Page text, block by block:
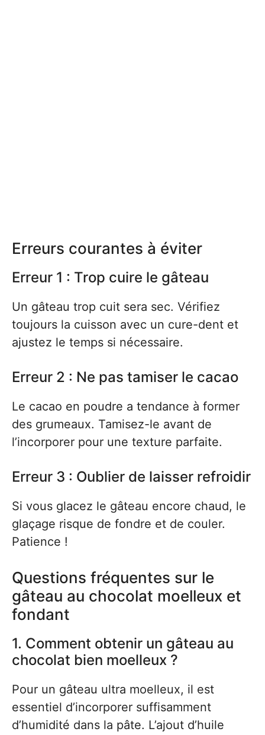
Erreurs courantes à éviter
Erreur 1 : Trop cuire le gâteau
Un gâteau trop cuit sera sec. Vérifiez
toujours la cuisson avec un cure-dent et
ajustez le temps si nécessaire.
Erreur 2 : Ne pas tamiser le cacao
Le cacao en poudre a tendance à former
des grumeaux. Tamisez-le avant de
l’incorporer pour une texture parfaite.
Erreur 3 : Oublier de laisser refroidir
Si vous glacez le gâteau encore chaud, le
glaçage risque de fondre et de couler.
Patience !
Questions fréquentes sur le
gâteau au chocolat moelleux et
fondant
1. Comment obtenir un gâteau au
chocolat bien moelleux ?
Pour un gâteau ultra moelleux, il est
essentiel d’incorporer suffisamment
d’humidité dans la pâte. L’ajout d’huile